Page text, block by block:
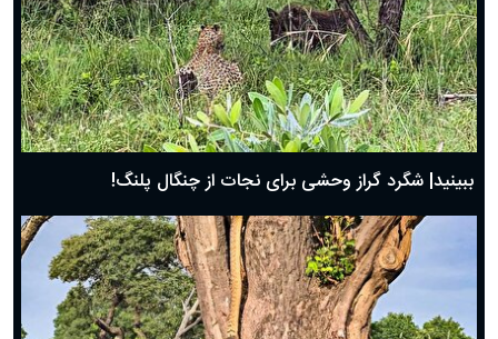
ببینید| شگرد گراز وحشی برای نجات از چنگال پلنگ!